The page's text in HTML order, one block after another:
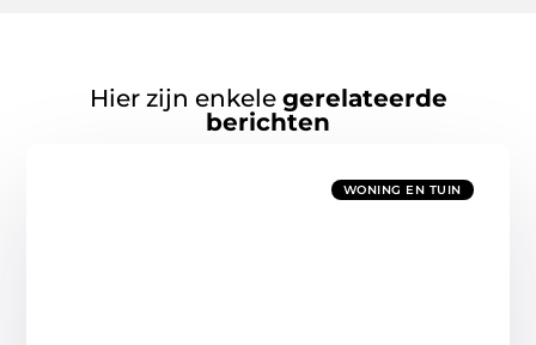
Hier zijn enkele gerelateerde
berichten
WONING EN TUIN